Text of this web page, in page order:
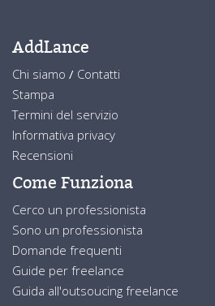
AddLance
Chi siamo / Contatti
Stampa
Termini del servizio
Informativa privacy
Recensioni
Come Funziona
Cerco un professionista
Sono un professionista
Domande frequenti
Guide per freelance
Guida all'outsoucing freelance